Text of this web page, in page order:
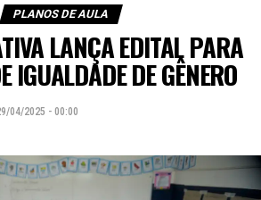
PLANOS DE AULA
LANÇA EDITAL PARA
IGUALDADE DE GÊNERO
04/2025 - 00:00